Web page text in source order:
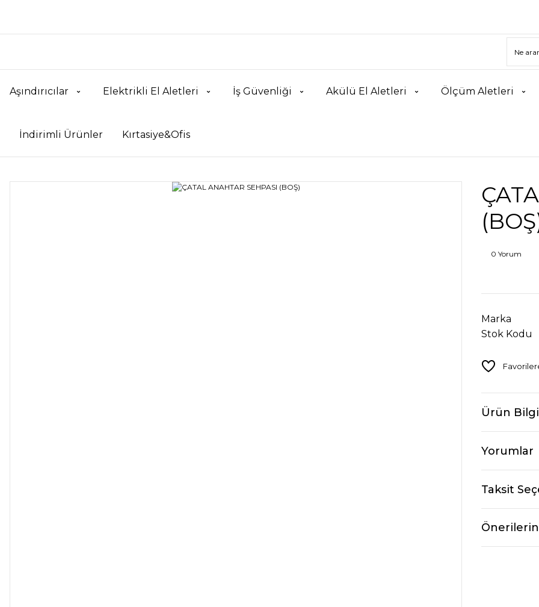
Aşındırıcılar Elektrikli El Aletleri İş Güvenliği Akülü El Aletleri Ölçüm Aletleri
İndirimli Ürünler Kırtasiye&Ofis
0 Yorum
Marka
Stok Kodu
Ürün
Yorumlar
Taksit